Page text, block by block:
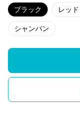
ブラック レッド
シャンパン